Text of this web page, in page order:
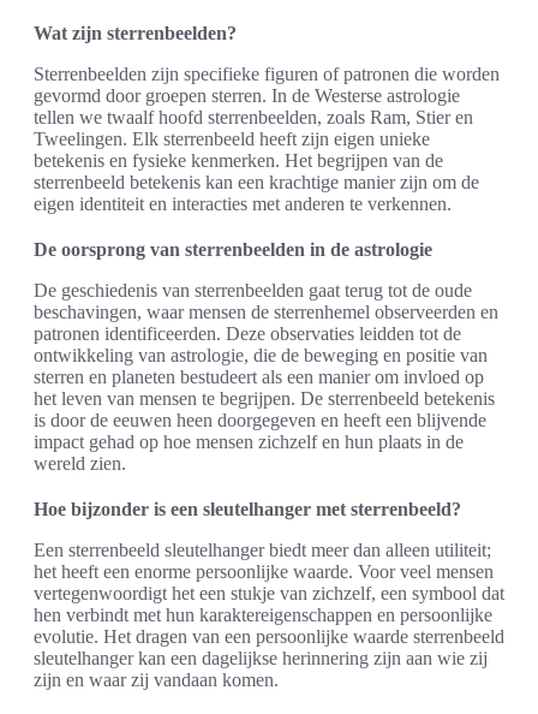
Wat zijn sterrenbeelden?
Sterrenbeelden zijn specifieke figuren of patronen die worden
gevormd door groepen sterren. In de Westerse astrologie
tellen we twaalf hoofd sterrenbeelden, zoals Ram, Stier en
Tweelingen. Elk sterrenbeeld heeft zijn eigen unieke
betekenis en fysieke kenmerken. Het begrijpen van de
sterrenbeeld betekenis kan een krachtige manier zijn om de
eigen identiteit en interacties met anderen te verkennen.
De oorsprong van sterrenbeelden in de astrologie
De geschiedenis van sterrenbeelden gaat terug tot de oude
beschavingen, waar mensen de sterrenhemel observeerden en
patronen identificeerden. Deze observaties leidden tot de
ontwikkeling van astrologie, die de beweging en positie van
sterren en planeten bestudeert als een manier om invloed op
het leven van mensen te begrijpen. De sterrenbeeld betekenis
is door de eeuwen heen doorgegeven en heeft een blijvende
impact gehad op hoe mensen zichzelf en hun plaats in de
wereld zien.
Hoe bijzonder is een sleutelhanger met sterrenbeeld?
Een sterrenbeeld sleutelhanger biedt meer dan alleen utiliteit;
het heeft een enorme persoonlijke waarde. Voor veel mensen
vertegenwoordigt het een stukje van zichzelf, een symbool dat
hen verbindt met hun karaktereigenschappen en persoonlijke
evolutie. Het dragen van een persoonlijke waarde sterrenbeeld
sleutelhanger kan een dagelijkse herinnering zijn aan wie zij
zijn en waar zij vandaan komen.